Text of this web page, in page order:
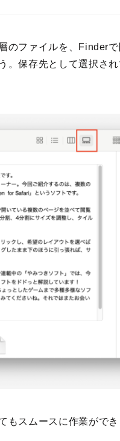
のファイルを、Finderで
。保存先として選択さ
もスムースに作業がで